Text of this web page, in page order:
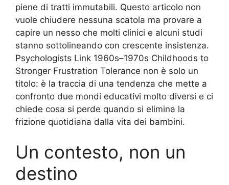
piene di tratti immutabili. Questo articolo non
vuole chiudere nessuna scatola ma provare a
capire un nesso che molti clinici e alcuni studi
stanno sottolineando con crescente insistenza.
Psychologists Link 1960s–1970s Childhoods to
Stronger Frustration Tolerance non è solo un
titolo: è la traccia di una tendenza che mette a
confronto due mondi educativi molto diversi e ci
chiede cosa si perde quando si elimina la
frizione quotidiana dalla vita dei bambini.
Un contesto, non un
destino